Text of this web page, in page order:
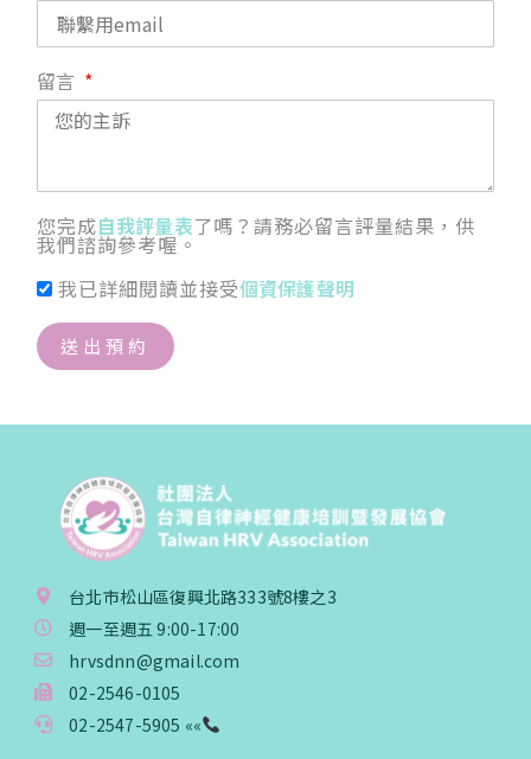
留言
您完成自我評量表了嗎？請務必留言評量結果，供
我們諮詢參考喔。
我已詳細閱讀並接受個資保護聲明
送出預約
台北市松山區復興北路333號8樓之3
週一至週五 9:00-17:00
hrvsdnn@gmail.com
02-2546-0105
02-2547-5905 ««